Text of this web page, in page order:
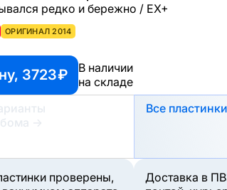
редко и бережно / EX+
ОРИГИНАЛ 2014
3723 ₽
В наличии
на складе
→
Все
проверены,
Доставка в